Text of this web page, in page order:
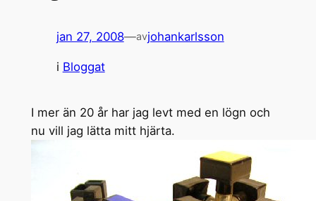
jan 27, 2008—avjohankarlsson
i Bloggat
I mer än 20 år har jag levt med en lögn och
nu vill jag lätta mitt hjärta.